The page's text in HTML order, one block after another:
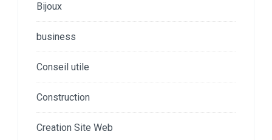
Bijoux
business
Conseil utile
Construction
Creation Site Web